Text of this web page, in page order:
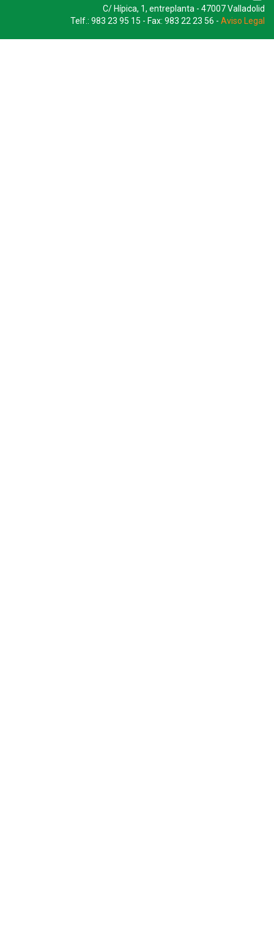
C/ Hípica, 1, entreplanta - 47007 Valladolid
Telf.: 983 23 95 15 - Fax: 983 22 23 56 - Aviso Legal